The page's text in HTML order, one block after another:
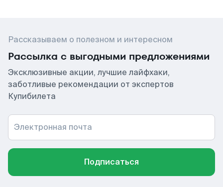
Рассказываем о полезном и интересном
Рассылка с выгодными предложениями
Эксклюзивные акции, лучшие лайфхаки,
заботливые рекомендации от экспертов
Купибилета
Электронная почта
Подписаться